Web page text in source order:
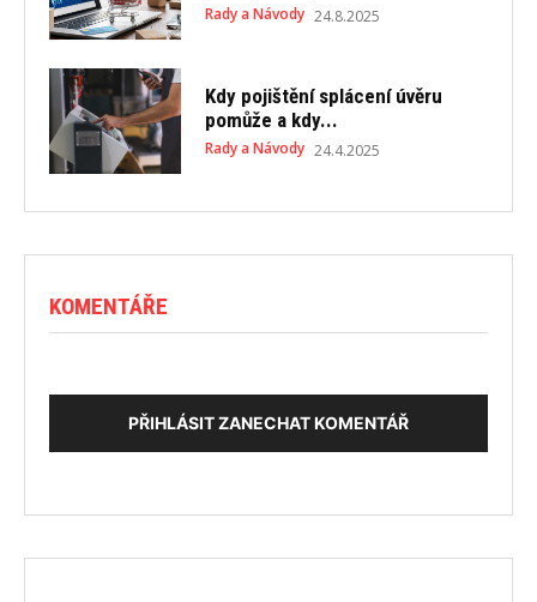
Rady a Návody 24.8.2025
Kdy pojištění splácení úvěru
pomůže a kdy...
Rady a Návody 24.4.2025
KOMENTÁŘE
PŘIHLÁSIT ZANECHAT KOMENTÁŘ